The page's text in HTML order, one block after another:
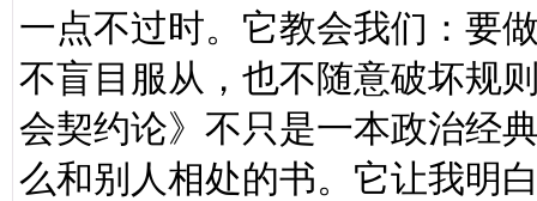
一点不过时。它教会我们：要
不盲目服从，也不随意破坏规
会契约论》不只是一本政治经
么和别人相处的书。它让我明